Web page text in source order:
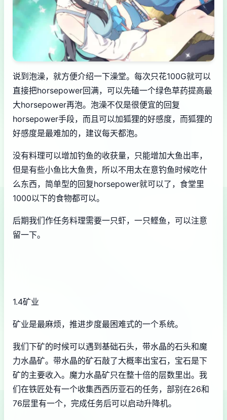
说到泡澡，就方便介绍一下澡堂。每次只花100G就可以
直接把horsepower回满，可以先磕一个绿色草药提高最
大horsepower再泡。泡澡不仅是很便宜的回复
horsepower手段，而且可以加狐狸的好感度，而狐狸的
好感度是最难加的，建议每天都泡。
没有料理可以增加钓鱼的收获量，只能增加大鱼出率，
但是有些小鱼比大鱼贵，所以不用太在意钓鱼时候吃什
么东西，简单型的回复horsepower就可以了，食堂里
1000以下的食物都可以。
后期我们作任务料理需要一只虾，一只鲣鱼，可以注意
留一下。
1.4矿业
矿业是最麻烦，推进步度最困难式的一个系统。
我们下矿的时候可以遇到基础石头，带水晶的石头和魔
力水晶矿。带水晶的矿石敲了大概率出宝石，宝石是下
矿的主要收入。魔力水晶矿只在整十倍的层数里出。我
们在铁匠处有一个收集西西历亚石的任务，部别在26和
76层里有一个，完成任务后可以启动升降机。